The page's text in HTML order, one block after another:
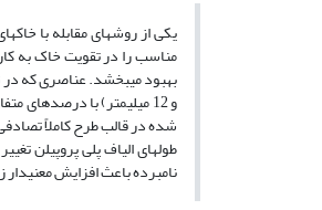
یکی از روش­های مقابله با
مناسب را در تقویت خاک به
طول­های الیاف پلی پروپیلن
نامبرده باعث افزایش